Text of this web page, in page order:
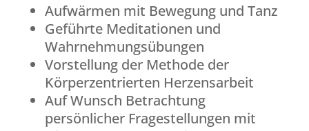
Aufwärmen mit Bewegung und Tanz
Geführte Meditationen und
Wahrnehmungsübungen
Vorstellung der Methode der
Körperzentrierten Herzensarbeit
Auf Wunsch Betrachtung
persönlicher Fragestellungen mit